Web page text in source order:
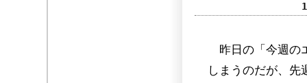
昨日の「今週の
しまうのだが、先